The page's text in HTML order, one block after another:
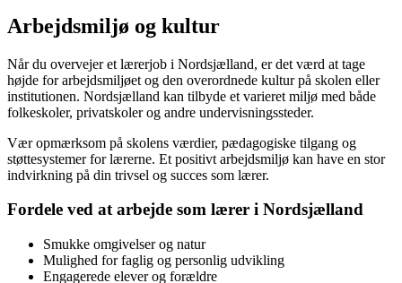
Arbejdsmiljø og kultur
Når du overvejer et lærerjob i Nordsjælland, er det værd at tage
højde for arbejdsmiljøet og den overordnede kultur på skolen eller
institutionen. Nordsjælland kan tilbyde et varieret miljø med både
folkeskoler, privatskoler og andre undervisningssteder.
Vær opmærksom på skolens værdier, pædagogiske tilgang og
støttesystemer for lærerne. Et positivt arbejdsmiljø kan have en stor
indvirkning på din trivsel og succes som lærer.
Fordele ved at arbejde som lærer i Nordsjælland
Smukke omgivelser og natur
Mulighed for faglig og personlig udvikling
Engagerede elever og forældre